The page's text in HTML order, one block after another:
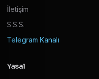
İletişim
S.S.S.
Telegram Kanalı
Yasal